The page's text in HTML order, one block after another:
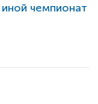
чемпионат